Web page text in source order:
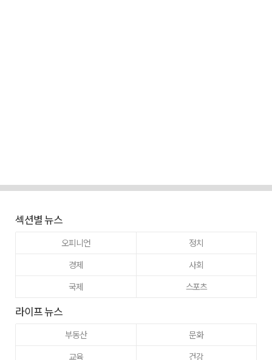
섹션별 뉴스
오피니언
정치
경제
사회
국제
스포츠
라이프 뉴스
부동산
문화
교육
건강